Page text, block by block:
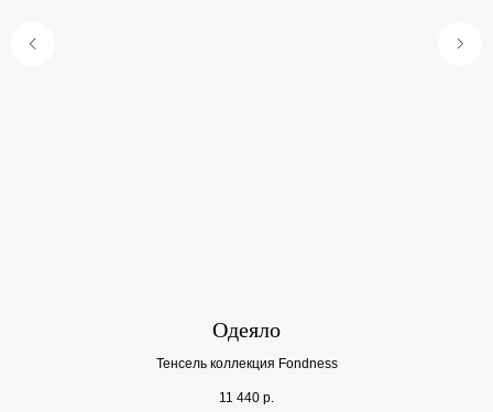
Одеяло
Тенсель коллекция Fondness
11 440 р.